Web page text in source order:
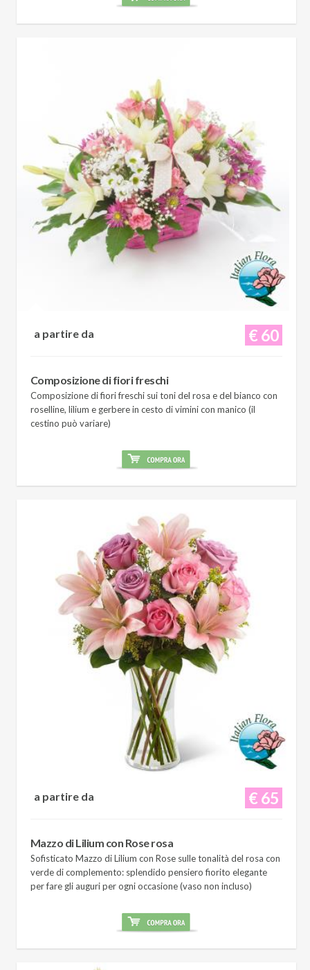
€ 60
a partire da
Composizione di fiori freschi
Composizione di fiori freschi sui toni del rosa e del bianco con
roselline, lilium e gerbere in cesto di vimini con manico (il
cestino può variare)
€ 65
a partire da
Mazzo di Lilium con Rose rosa
Sofisticato Mazzo di Lilium con Rose sulle tonalità del rosa con
verde di complemento: splendido pensiero fiorito elegante
per fare gli auguri per ogni occasione (vaso non incluso)